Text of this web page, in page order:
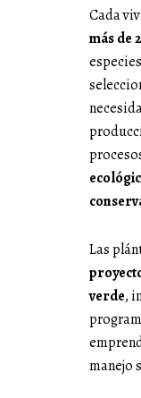
Cada
más de
Las
verde,
manejo